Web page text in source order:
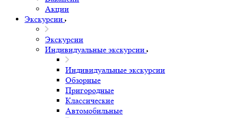
Акции
Экскурсии
Экскурсии
Индивидуальные экскурсии
Индивидуальные экскурсии
Обзорные
Пригородные
Классические
Автомобильные